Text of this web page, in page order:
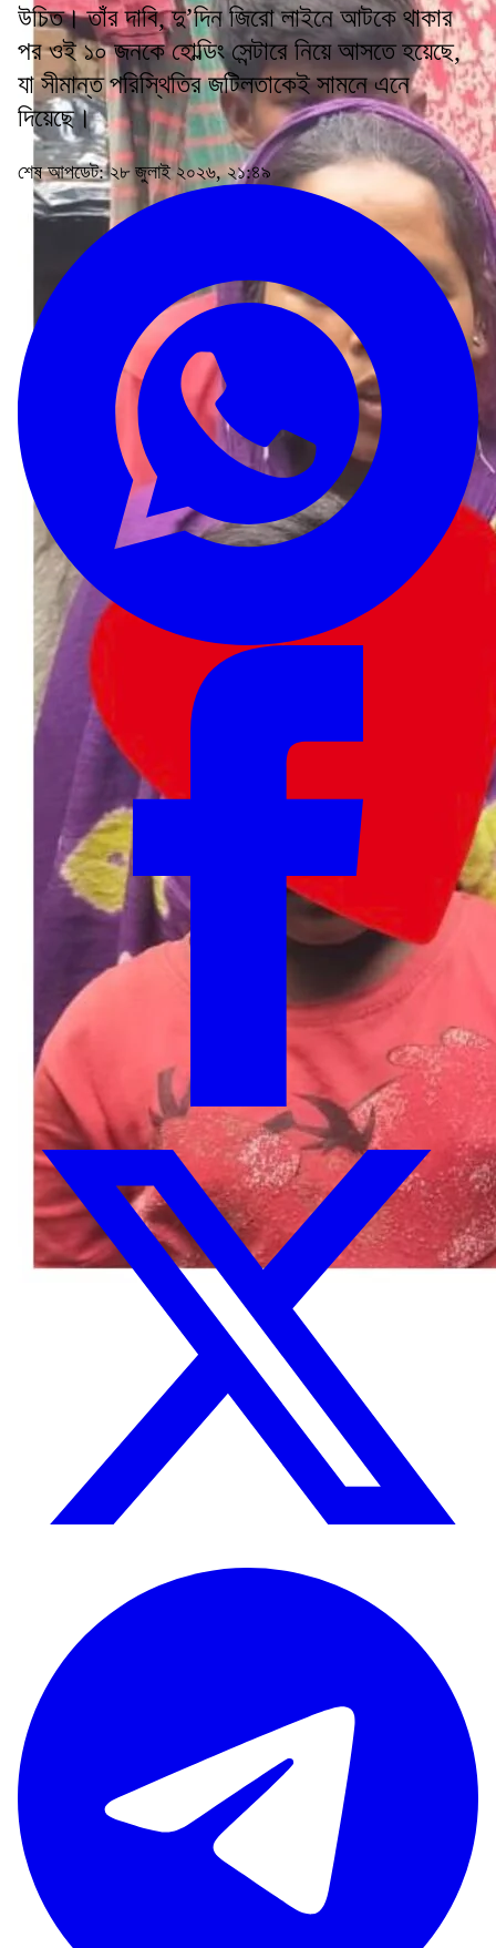
উচিত। তাঁর দাবি, দু’দিন জিরো লাইনে আটকে থাকার
পর ওই ১০ জনকে হোল্ডিং সেন্টারে নিয়ে আসতে হয়েছে,
যা সীমান্ত পরিস্থিতির জটিলতাকেই সামনে এনে
দিয়েছে।
শেষ আপডেট: ২৮ জুলাই ২০২৬, ২১:৪৯